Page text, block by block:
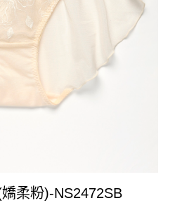
柔粉)-NS2472SB